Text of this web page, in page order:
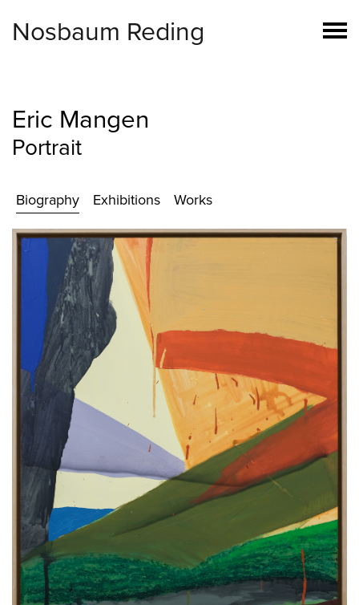
Nosbaum Reding
Eric Mangen
Portrait
Biography Exhibitions Works